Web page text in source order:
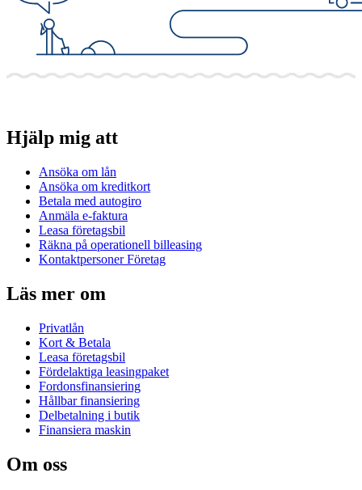
Hjälp mig att
Ansöka om lån
Ansöka om kreditkort
Betala med autogiro
Anmäla e-faktura
Leasa företagsbil
Räkna på operationell billeasing
Kontaktpersoner Företag
Läs mer om
Privatlån
Kort & Betala
Leasa företagsbil
Fördelaktiga leasingpaket
Fordonsfinansiering
Hållbar finansiering
Delbetalning i butik
Finansiera maskin
Om oss